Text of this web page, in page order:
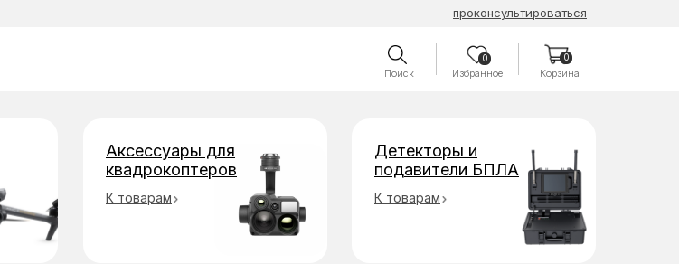
проконсультироваться
0
Поиск Избранное Корзина
0
К товарам К товарам
Аксессуары для
квадрокоптеров
Детекторы и
подавители БПЛА